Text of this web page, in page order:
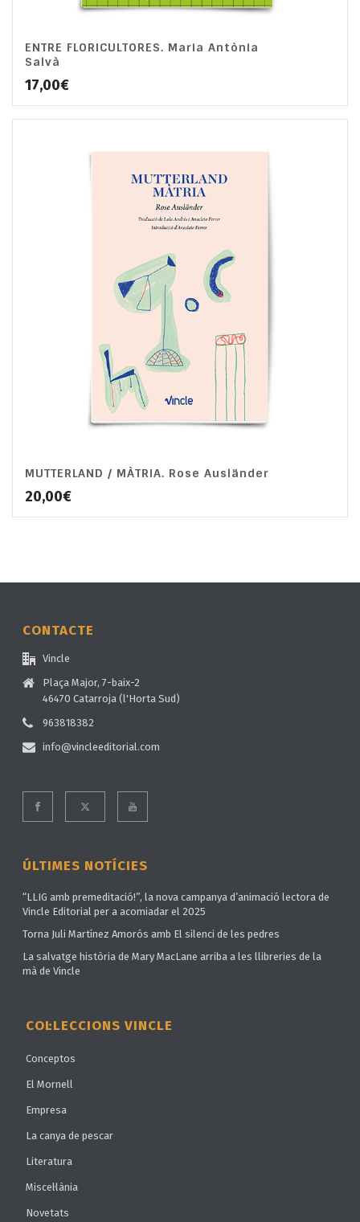
ENTRE FLORICULTORES. Maria Antònia
Salvà
17,00€
MUTTERLAND / MÀTRIA. Rose Ausländer
20,00€
CONTACTE
Vincle
Plaça Major, 7-baix-2
46470 Catarroja (l'Horta Sud)
963818382
info@vincleeditorial.com
ÚLTIMES NOTÍCIES
“LLIG amb premeditació!”, la nova campanya d’animació lectora de
Vincle Editorial per a acomiadar el 2025
Torna Juli Martínez Amorós amb El silenci de les pedres
La salvatge història de Mary MacLane arriba a les llibreries de la
mà de Vincle
COL·LECCIONS VINCLE
Conceptos
El Mornell
Empresa
La canya de pescar
Literatura
Miscel·lània
Novetats